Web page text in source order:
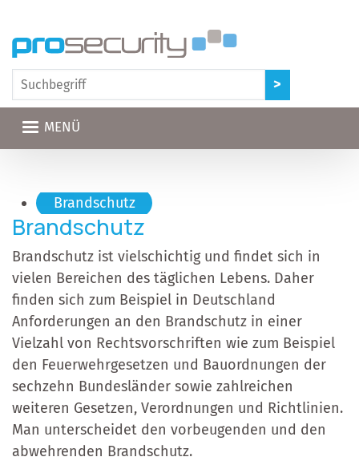
MENÜ
Hauptnavigation
Brandschutz
Brandschutz
Brandschutz ist vielschichtig und findet sich in
vielen Bereichen des täglichen Lebens. Daher
finden sich zum Beispiel in Deutschland
Anforderungen an den Brandschutz in einer
Vielzahl von Rechtsvorschriften wie zum Beispiel
den Feuerwehrgesetzen und Bauordnungen der
sechzehn Bundesländer sowie zahlreichen
weiteren Gesetzen, Verordnungen und Richtlinien.
Man unterscheidet den vorbeugenden und den
abwehrenden Brandschutz.